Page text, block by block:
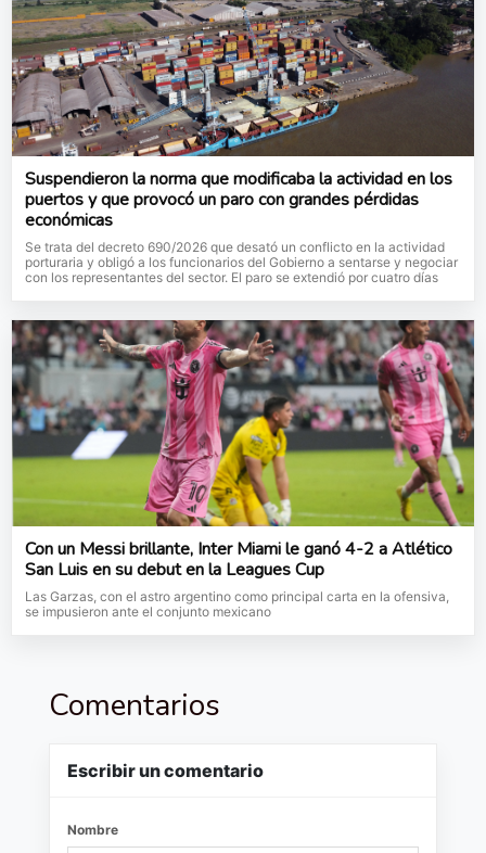
Suspendieron la norma que modificaba la actividad en los
puertos y que provocó un paro con grandes pérdidas
económicas
Se trata del decreto 690/2026 que desató un conflicto en la actividad
porturaria y obligó a los funcionarios del Gobierno a sentarse y negociar
con los representantes del sector. El paro se extendió por cuatro días
Con un Messi brillante, Inter Miami le ganó 4-2 a Atlético
San Luis en su debut en la Leagues Cup
Las Garzas, con el astro argentino como principal carta en la ofensiva,
se impusieron ante el conjunto mexicano
Comentarios
Escribir un comentario
Nombre